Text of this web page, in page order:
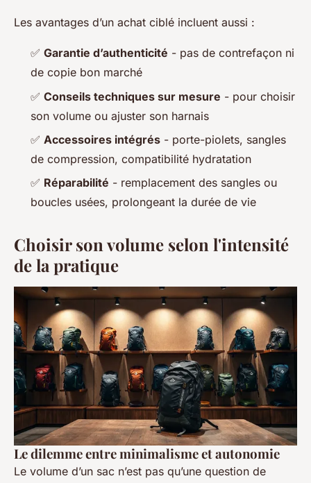
Les avantages d’un achat ciblé incluent aussi :
✅ Garantie d’authenticité - pas de contrefaçon ni
de copie bon marché
✅ Conseils techniques sur mesure - pour choisir
son volume ou ajuster son harnais
✅ Accessoires intégrés - porte-piolets, sangles
de compression, compatibilité hydratation
✅ Réparabilité - remplacement des sangles ou
boucles usées, prolongeant la durée de vie
Choisir son volume selon l'intensité
de la pratique
Le dilemme entre minimalisme et autonomie
Le volume d’un sac n’est pas qu’une question de